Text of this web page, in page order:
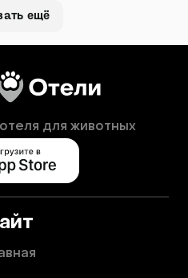
ещё
для животных